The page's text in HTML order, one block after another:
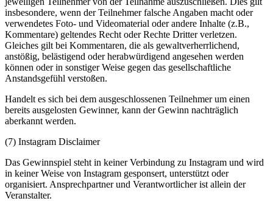
insbesondere, wenn der Teilnehmer falsche Angaben macht oder
verwendetes Foto- und Videomaterial oder andere Inhalte (z.B.,
Kommentare) geltendes Recht oder Rechte Dritter verletzen.
Gleiches gilt bei Kommentaren, die als gewaltverherrlichend,
anstößig, belästigend oder herabwürdigend angesehen werden
können oder in sonstiger Weise gegen das gesellschaftliche
Anstandsgefühl verstoßen.
Handelt es sich bei dem ausgeschlossenen Teilnehmer um einen
bereits ausgelosten Gewinner, kann der Gewinn nachträglich
aberkannt werden.
(7) Instagram Disclaimer
Das Gewinnspiel steht in keiner Verbindung zu Instagram und wird
in keiner Weise von Instagram gesponsert, unterstützt oder
organisiert. Ansprechpartner und Verantwortlicher ist allein der
Veranstalter.